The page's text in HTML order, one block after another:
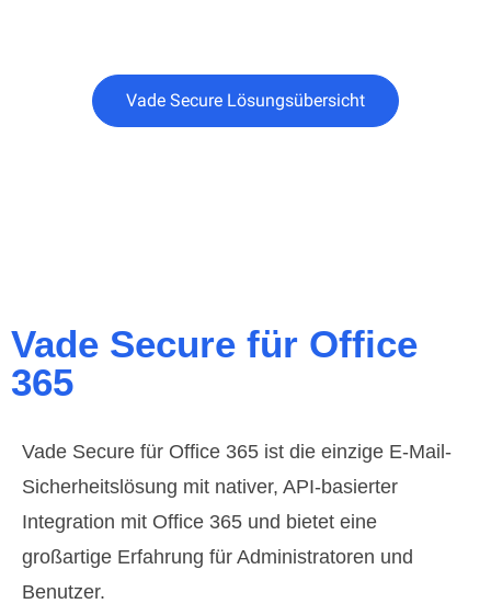
Vade Secure Lösungsübersicht
Vade Secure für Office
365
Vade Secure für Office 365 ist die einzige E-Mail-
Sicherheitslösung mit nativer, API-basierter
Integration mit Office 365 und bietet eine
großartige Erfahrung für Administratoren und
Benutzer.